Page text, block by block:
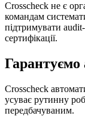
Crosscheck не є
командам
підтримувати
сертифікації.
Гарантуємо
Crosscheck
усуває рутинну
передбачуваним.